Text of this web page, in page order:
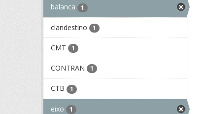
balanca 1
clandestino 1
CMT 1
CONTRAN 1
CTB 1
eixo 1